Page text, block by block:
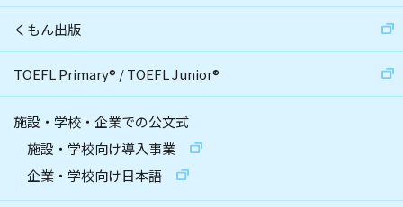
くもん出版
TOEFL Primary® /TOEFL Junior®
施設・学校・企業での公文式
施設・学校向け導入事業
企業・学校向け日本語